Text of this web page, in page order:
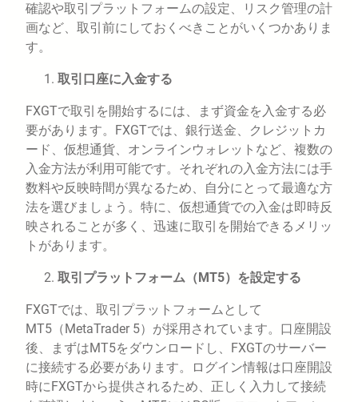
確認や取引プラットフォームの設定、リスク管理の計
画など、取引前にしておくべきことがいくつかありま
す。
取引口座に入金する
FXGTで取引を開始するには、まず資金を入金する必
要があります。FXGTでは、銀行送金、クレジットカ
ード、仮想通貨、オンラインウォレットなど、複数の
入金方法が利用可能です。それぞれの入金方法には手
数料や反映時間が異なるため、自分にとって最適な方
法を選びましょう。特に、仮想通貨での入金は即時反
映されることが多く、迅速に取引を開始できるメリッ
トがあります。
取引プラットフォーム（MT5）を設定する
FXGTでは、取引プラットフォームとして
MT5（MetaTrader 5）が採用されています。口座開設
後、まずはMT5をダウンロードし、FXGTのサーバー
に接続する必要があります。ログイン情報は口座開設
時にFXGTから提供されるため、正しく入力して接続